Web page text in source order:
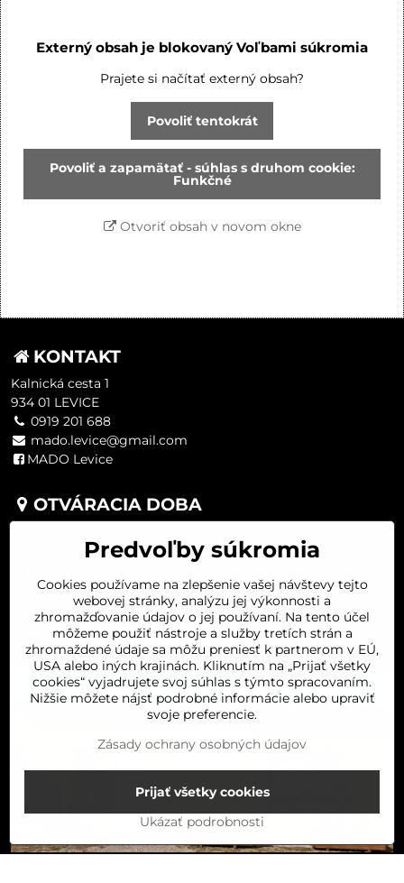
Externý obsah je blokovaný Voľbami súkromia
Prajete si načítať externý obsah?
Povoliť tentokrát
Povoliť a zapamätať - súhlas s druhom cookie:
Funkčné
Otvoriť obsah v novom okne
KONTAKT
Kalnická cesta 1
934 01 LEVICE
0919 201 688
mado.levice@gmail.com
MADO Levice
OTVÁRACIA DOBA
UTOROK 8:00-16:00
ŠTVRTOK 8:00-16:00
PIATOK 8:00-16:00
SOBOTA 8:00-11:30
Predvoľby súkromia
Cookies používame na zlepšenie vašej návštevy tejto
webovej stránky, analýzu jej výkonnosti a
zhromažďovanie údajov o jej používaní. Na tento účel
môžeme použiť nástroje a služby tretích strán a
zhromaždené údaje sa môžu preniesť k partnerom v EÚ,
USA alebo iných krajinách. Kliknutím na „Prijať všetky
cookies“ vyjadrujete svoj súhlas s týmto spracovaním.
Nižšie môžete nájsť podrobné informácie alebo upraviť
svoje preferencie.
Zásady ochrany osobných údajov
Ukázať podrobnosti
Prijať všetky cookies